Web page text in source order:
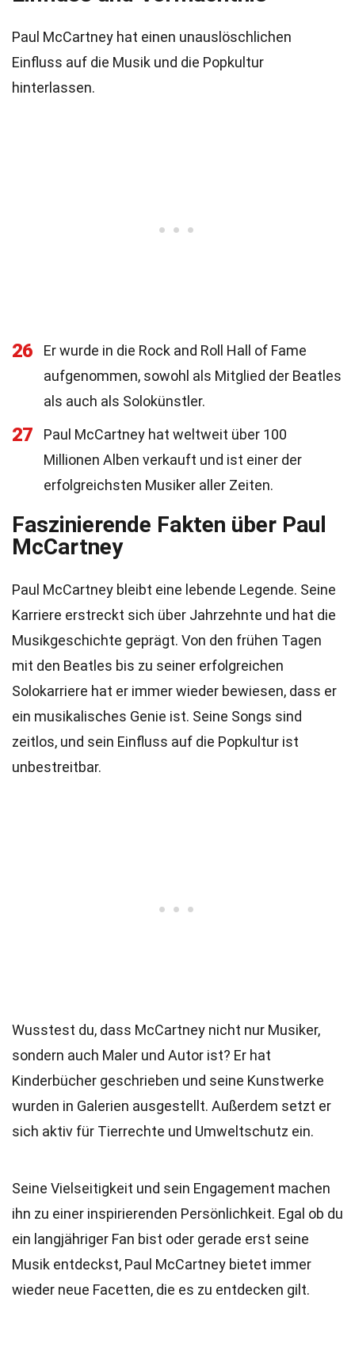
Paul McCartney hat einen unauslöschlichen
Einfluss auf die Musik und die Popkultur
hinterlassen.
26
Er wurde in die Rock and Roll Hall of Fame
aufgenommen, sowohl als Mitglied der Beatles
als auch als Solokünstler.
27
Paul McCartney hat weltweit über 100
Millionen Alben verkauft und ist einer der
erfolgreichsten Musiker aller Zeiten.
Faszinierende Fakten über Paul
McCartney
Paul McCartney bleibt eine lebende Legende. Seine
Karriere erstreckt sich über Jahrzehnte und hat die
Musikgeschichte geprägt. Von den frühen Tagen
mit den Beatles bis zu seiner erfolgreichen
Solokarriere hat er immer wieder bewiesen, dass er
ein musikalisches Genie ist. Seine Songs sind
zeitlos, und sein Einfluss auf die Popkultur ist
unbestreitbar.
Wusstest du, dass McCartney nicht nur Musiker,
sondern auch Maler und Autor ist? Er hat
Kinderbücher geschrieben und seine Kunstwerke
wurden in Galerien ausgestellt. Außerdem setzt er
sich aktiv für Tierrechte und Umweltschutz ein.
Seine Vielseitigkeit und sein Engagement machen
ihn zu einer inspirierenden Persönlichkeit. Egal ob du
ein langjähriger Fan bist oder gerade erst seine
Musik entdeckst, Paul McCartney bietet immer
wieder neue Facetten, die es zu entdecken gilt.